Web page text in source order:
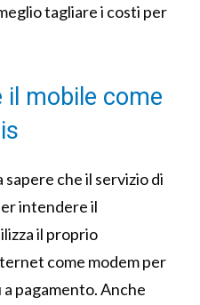
tagliare i costi per
il mobile come
sapere che il servizio di
intendere il
il proprio
come modem per
pagamento. Anche